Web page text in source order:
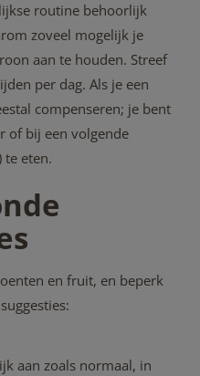
routine behoorlijk
zoveel mogelijk je
aan te houden. Streef
per dag. Als je een
compenseren; je bent
of bij een volgende
te eten.
en fruit, en beperk
aan zoals normaal, in